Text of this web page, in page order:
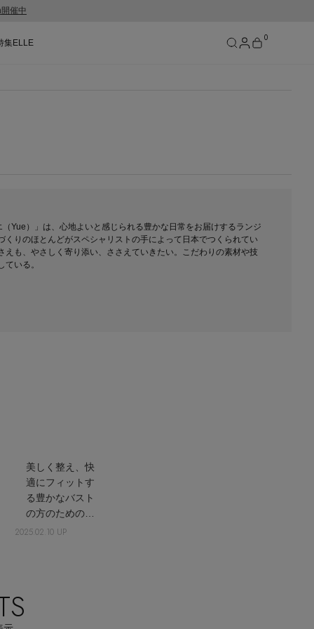
催中
集ELLE
0
Yue）」は、心地よいと感じられる豊かな日常をお届けするランジ
りのほとんどがスペシャリストの手によって日本でつくられてい
も、やさしく寄り添い、ささえていきたい。こだわりの素材や技
いる。
美しく整え、快
適にフィットす
る豊かなバスト
の方のためのラ
ンジェリー
2025.02.10 UP